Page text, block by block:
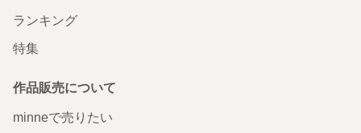
ランキング
特集
作品販売について
minneで売りたい